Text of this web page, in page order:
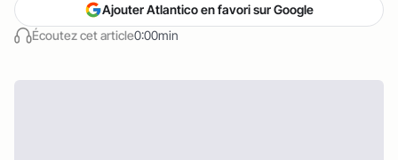
Écoutez cet article0:00min
Ajouter Atlantico en favori sur Google